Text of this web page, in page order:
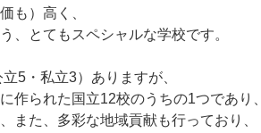
も）高く、
、とてもスペシャルな学校です。
5・私立3）ありますが、
作られた国立12校のうちの1つであり、
また、多彩な地域貢献も行っており、